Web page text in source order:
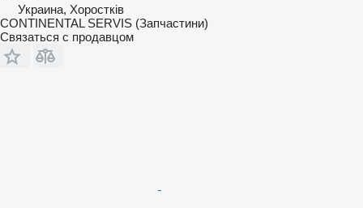
Украина, Хоростків
CONTINENTAL SERVIS (Запчастини)
Связаться с продавцом